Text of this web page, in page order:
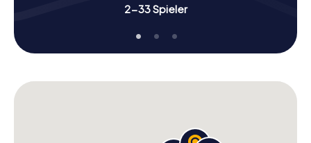
2-33 Spieler